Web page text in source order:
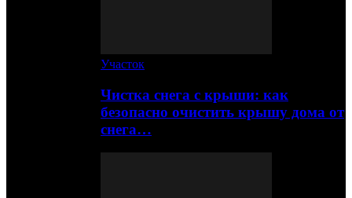
Участок
Чистка снега с крыши: как
безопасно очистить крышу дома от
снега…